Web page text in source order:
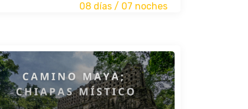
08 días / 07 noches